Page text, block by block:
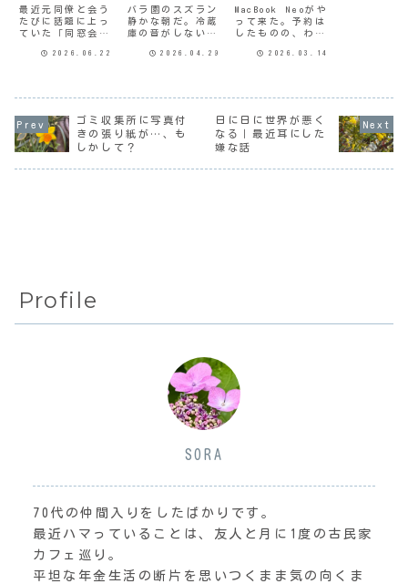
さ
最近元同僚と会う
たびに話題に上っ
ていた「同窓会」
た。初めは深く考
てめんどくさいな
ーと思うこともあ
った。わたしは過
去のだいたいのこ
2026.06.22
バラ園のスズラン
静かな朝だ。冷蔵
庫の音がしない。
んなに静かなん
なったけど、支払
いのことを考える
とちょっと気が重
くなる。2年前から
2026.04.29
の儀
MacBook Neoがや
って来た。予約は
したものの、わた
買い物ではないの
けど。宅急便のお
にーさんから箱を
手渡された瞬間、
そんな気持ちは吹
2026.03.14
ゴミ収集所に写真付
きの張り紙が…、も
しかして？
日に日に世界が悪く
なる｜最近耳にした
嫌な話
Profile
SORA
70代の仲間入りをしたばかりです。
最近ハマっていることは、友人と月に1度の古民家
カフェ巡り。
平坦な年金生活の断片を思いつくまま気の向くま